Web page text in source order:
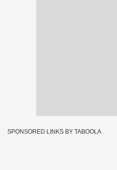
SPONSORED LINKS BY TABOOLA